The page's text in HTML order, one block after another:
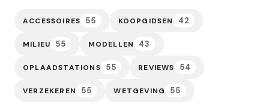
ACCESSOIRES 55 KOOPGIDSEN 42
MILIEU 55 MODELLEN 43
OPLAADSTATIONS 55 REVIEWS 54
VERZEKEREN 55 WETGEVING 55